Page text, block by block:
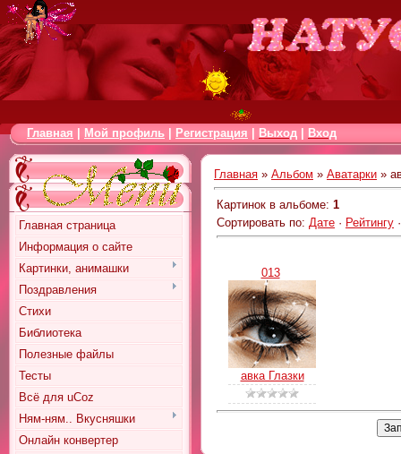
Главная Мой профиль Регистрация Выход Вход
Главная страница
Информация о сайте
Картинки, анимашки
Поздравления
Стихи
Библиотека
Полезные файлы
Тесты
Всё для uCoz
Ням-ням.. Вкусняшки
Онлайн конвертер
Главная » Альбом » Аватарки »
Картинок в альбоме: 1
Сортировать по: Дате · Рейтингу
013
авка Глазки